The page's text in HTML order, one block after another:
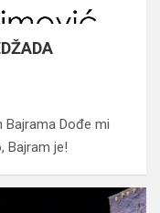
Bajrama Dođe mi
Bajram je!